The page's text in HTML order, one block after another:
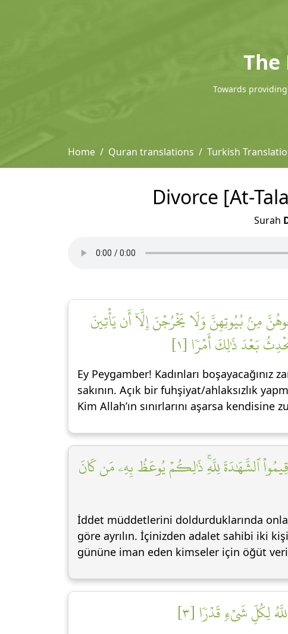
The
Towards
Home Quran translations Turkish
Divorce [At-
Surah
مِنۢ بُيُوتِهِنَّ وَلَا يَخۡرُجۡنَ إِلَّآ أَن يَأۡتِينَ
بَعۡدَ ذَٰلِكَ أَمۡرٗا [١]
Ey Peygamber! Kadınları
sakının. Açık bir fuhşiyat/ahlaksızlık
Kim Allah’ın sınırlarını aşarsa
ٱلشَّهَٰدَةَ لِلَّهِۚ ذَٰلِكُمۡ يُوعَظُ بِهِۦ مَن كَانَ
İddet müddetlerini doldurduklarında
göre ayrılın. İçinizden adalet sahibi iki
gününe iman eden kimseler için öğüt
لِكُلِّ شَيۡءٖ قَدۡرٗا [٣]